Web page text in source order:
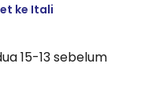
ke Itali
15-13 sebelum